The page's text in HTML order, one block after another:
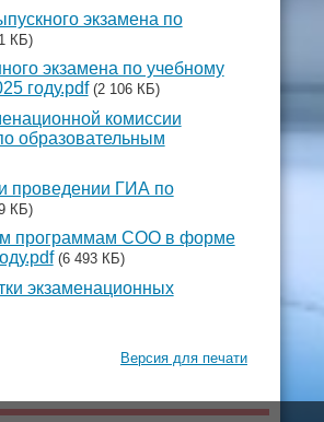
экзамена по
КБ)
экзамена по учебному
году.pdf (2 106 КБ)
комиссии
образовательным
проведении ГИА по
КБ)
программам СОО в форме
(6 493 КБ)
экзаменационных
Версия для печати